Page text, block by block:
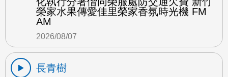
榮家水果傳愛佳里榮家香氛時光機 FM
AM
2026/08/07
長青樹